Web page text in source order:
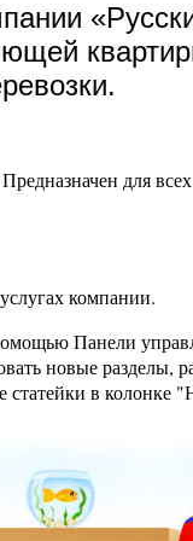
для
компании.
Панели
новые разделы,
в колонке